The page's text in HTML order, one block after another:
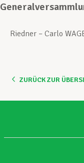
Mitglied
Riedner – Carlo
ZURÜCK ZUR